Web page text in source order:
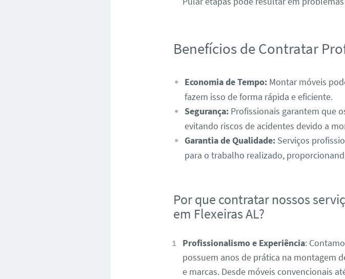
Benefícios de Contratar
Economia de Tempo:Montar móveis
fazem isso de forma rápida e eficiente.
Segurança:Profissionais garantem que
evitando riscos de acidentes devido a
Garantia de Qualidade:Serviços
para o trabalho realizado,
Por que contratar nossos
em Flexeiras AL?
Profissionalismo e Experiência:
possuem anos de prática na montagem
e marcas. Desde móveis convencionais